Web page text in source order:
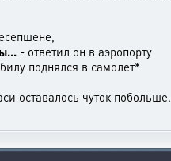
- ответил он в аэропорту
поднялся в самолет*
оставалось чуток побольше.